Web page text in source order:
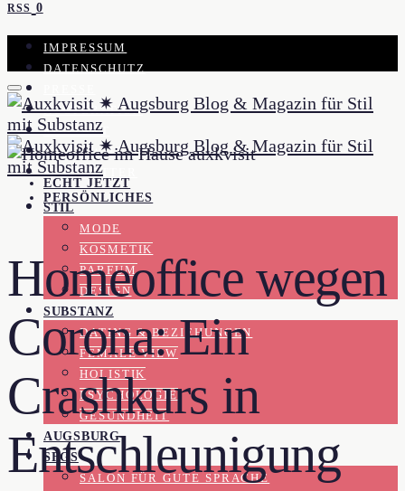
RSS 0
IMPRESSUM
DATENSCHUTZ
KOOPERATION
KONTAKT
WORK WITH ME
NEWSLETTER
STIL
MODE
KOSMETIK
PARFUM
DESIGN
SUBSTANZ
DATING & BEZIEHUNGEN
FEMALE VIEW
HOLISTIK
PSYCHOLOGIE
GESUNDHEIT
AUGSBURG
SFGS
SALON FÜR GUTE SPRACHE
ECHT JETZT
PERSÖNLICHES
Homeoffice wegen
Corona: Ein
Crashkurs in
Entschleunigung